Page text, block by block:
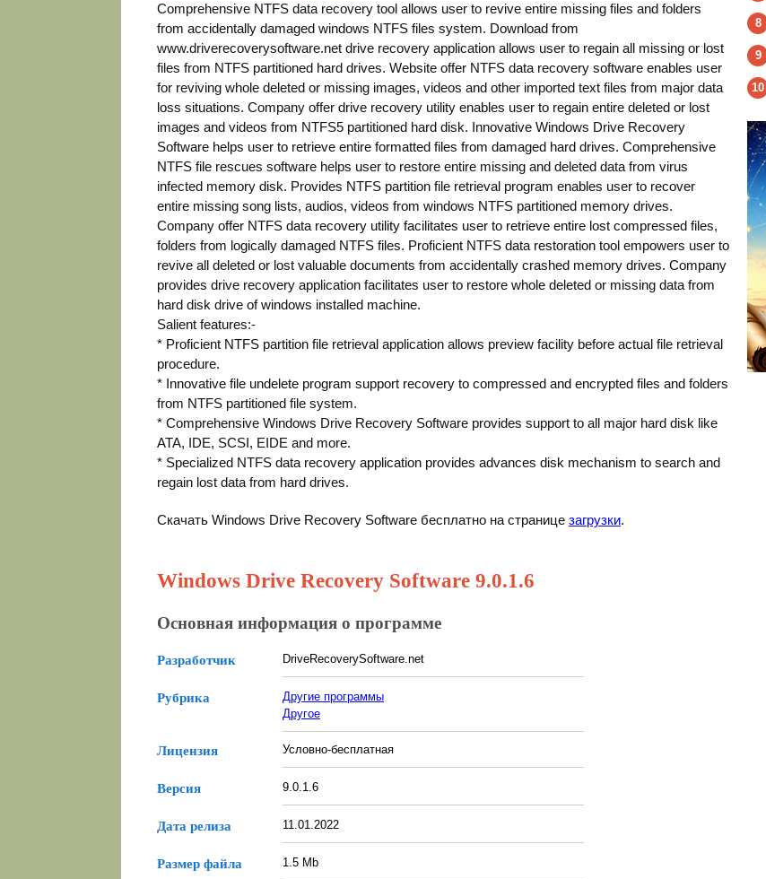
Comprehensive NTFS data recovery tool allows user to revive entire missing files and folders
from accidentally damaged windows NTFS files system. Download from
www.driverecoverysoftware.net drive recovery application allows user to regain all missing or lost
files from NTFS partitioned hard drives. Website offer NTFS data recovery software enables user
for reviving whole deleted or missing images, videos and other imported text files from major data
loss situations. Company offer drive recovery utility enables user to regain entire deleted or lost
images and videos from NTFS5 partitioned hard disk. Innovative Windows Drive Recovery
Software helps user to retrieve entire formatted files from damaged hard drives. Comprehensive
NTFS file rescues software helps user to restore entire missing and deleted data from virus
infected memory disk. Provides NTFS partition file retrieval program enables user to recover
entire missing song lists, audios, videos from windows NTFS partitioned memory drives.
Company offer NTFS data recovery utility facilitates user to retrieve entire lost compressed files,
folders from logically damaged NTFS files. Proficient NTFS data restoration tool empowers user to
revive all deleted or lost valuable documents from accidentally crashed memory drives. Company
provides drive recovery application facilitates user to restore whole deleted or missing data from
hard disk drive of windows installed machine.
Salient features:-
* Proficient NTFS partition file retrieval application allows preview facility before actual file retrieval
procedure.
* Innovative file undelete program support recovery to compressed and encrypted files and folders
from NTFS partitioned file system.
* Comprehensive Windows Drive Recovery Software provides support to all major hard disk like
ATA, IDE, SCSI, EIDE and more.
* Specialized NTFS data recovery application provides advances disk mechanism to search and
regain lost data from hard drives.
Скачать Windows Drive Recovery Software бесплатно на странице загрузки.
Windows Drive Recovery Software 9.0.1.6
Основная информация о программе
Разработчик DriveRecoverySoftware.net
Рубрика
Другие программы
Другое
Лицензия Условно-бесплатная
Версия 9.0.1.6
Дата релиза 11.01.2022
Размер файла 1.5 Mb
8
9
10